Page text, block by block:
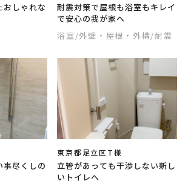
おしゃれな
耐震対策で屋根も浴室もキレイ
で安心の我が家へ
浴室 /外壁・屋根・外構/耐震
事尽くしの
東京都足立区T様
立管があっても干渉しない新し
いトイレへ